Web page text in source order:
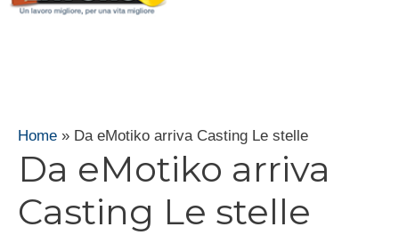
Home » Da eMotiko arriva Casting Le stelle
Da eMotiko arriva
Casting Le stelle